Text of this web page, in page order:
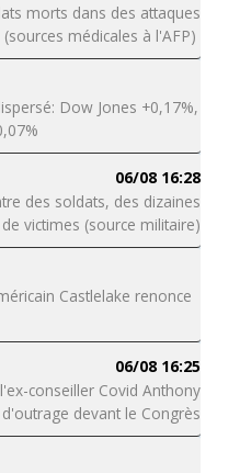
morts dans des attaques
médicales à l'AFP)
Dow Jones +0,17%,
06/08 16:28
des soldats, des dizaines
de victimes (source militaire)
Castlelake renonce
06/08 16:25
conseiller Covid Anthony
devant le Congrès